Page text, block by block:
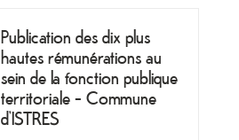
Publication des dix plus
hautes rémunérations au
sein de la fonction publique
territoriale - Commune
d’ISTRES